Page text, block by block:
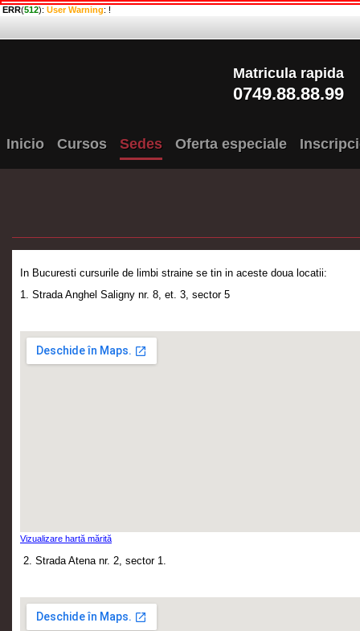
ERR(512): User Warning: !
Matricula rapida
0749.88.88.99
Inicio Cursos Sedes Oferta especiale
In Bucuresti cursurile de limbi straine se tin in aceste doua locatii:
1. Strada Anghel Saligny nr. 8, et. 3, sector 5
Vizualizare hartă mărită
2. Strada Atena nr. 2, sector 1.